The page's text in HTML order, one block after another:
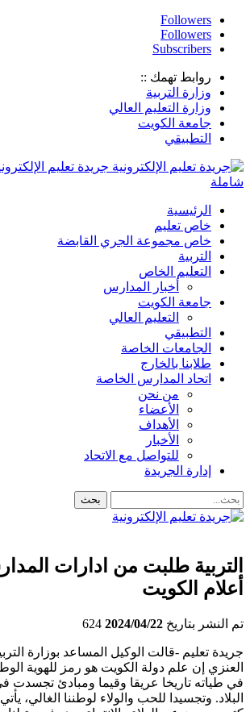
Followers
Followers
Subscribers
روابط تهمك ::
وزارة التربية
وزارة التعليم العالي
جامعة الكويت
التطبيقي
جريدة تعليم
شاملة
الرئيسية
خاص تعليم
خاص مجموعة الجري القابضة
التربية
التعليم الخاص
أخبار المدارس
جامعة الكويت
التعليم العالي
التطبيقي
الجامعات الخاصة
طلابنا بالخارج
اتحاد المدارس الخاصة
من نحن
الأعضاء
الأهداف
الأخبار
للتواصل مع الاتحاد
إدارة الجريدة
التربية طلبت من ادارات
أعلام الكويت
تم النشر بتاريخ 2024/04/22
624
جريدة تعليم -قالت الوكيل المساعد بوزارة
العنزي إن علم دولة الكويت هو رمز للهوية
في طياته تاريخا عريقا وقيما ومبادئ تجسدت
البلاد. وتجسيدا للحب والولاء لوطننا الغالي، يأتي